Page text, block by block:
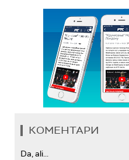
КОМЕНТАРИ
Da, ali...